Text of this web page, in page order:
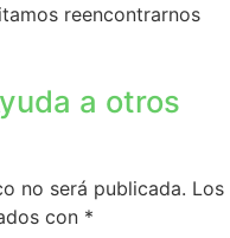
reencontrarnos
a otros
no será publicada. Los
con *